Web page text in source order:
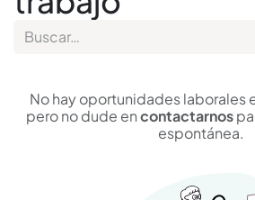
No hay oportunidades laborales
pero no dude encontactarnos
espontánea.